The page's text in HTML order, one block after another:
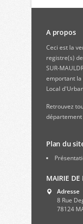
A propos
Ceci est la
registre(s)
SUR-
emportant la
Local
Retrouvez
département
Plan du
MAIRIE DE
Adresse
8 Rue
78124